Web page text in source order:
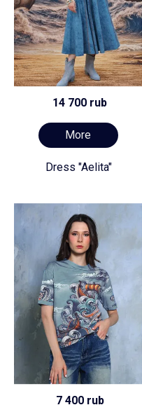
14 700 rub
More
Dress "Aelita"
7 400 rub